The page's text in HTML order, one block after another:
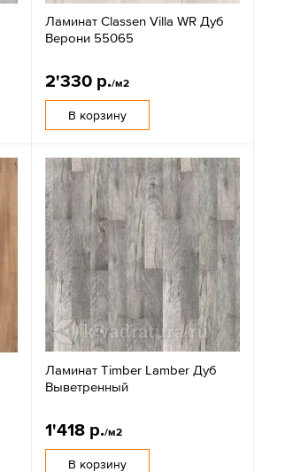
Ламинат Classen Villa WR Дуб
Верони 55065
2'330 р./м2
В корзину
Ламинат Timber Lamber Дуб
Выветренный
1'418 р./м2
В корзину